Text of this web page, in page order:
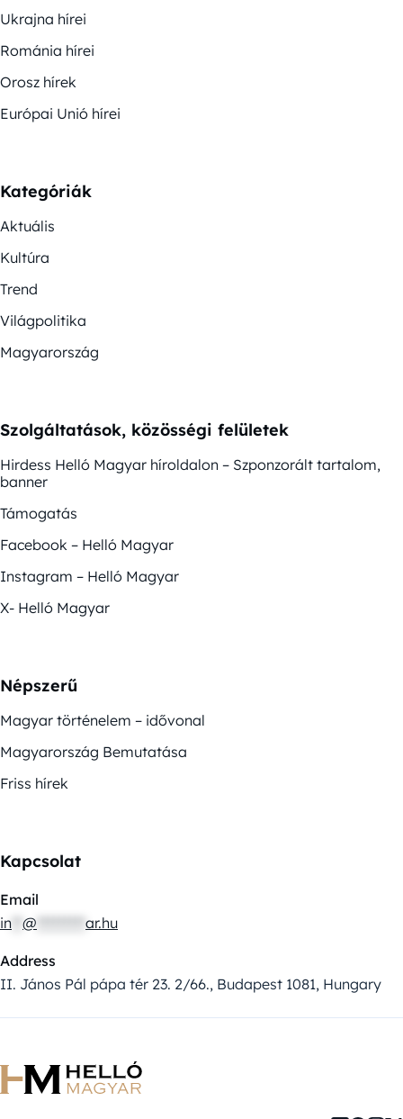
Ukrajna hírei
Románia hírei
Orosz hírek
Európai Unió hírei
Kategóriák
Aktuális
Kultúra
Trend
Világpolitika
Magyarország
Szolgáltatások, közösségi felületek
Hirdess Helló Magyar híroldalon – Szponzorált tartalom,
banner
Támogatás
Facebook – Helló Magyar
Instagram – Helló Magyar
X- Helló Magyar
Népszerű
Magyar történelem – idővonal
Magyarország Bemutatása
Friss hírek
Kapcsolat
Email
in @ ar.hu
Address
II. János Pál pápa tér 23. 2/66., Budapest 1081, Hungary